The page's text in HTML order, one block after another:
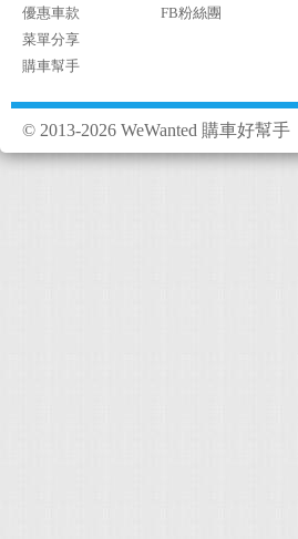
優惠車款
菜單分享
購車幫手
FB粉絲團
© 2013-2026 WeWanted 購車好幫手